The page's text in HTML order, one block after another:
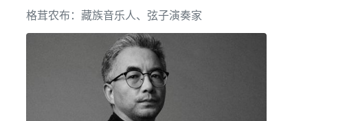
格茸农布：藏族音乐人、弦子演奏家